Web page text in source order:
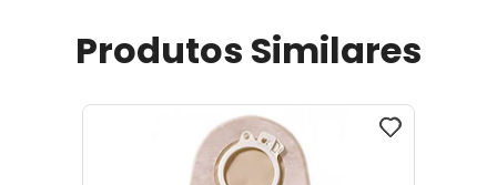
Produtos Similares